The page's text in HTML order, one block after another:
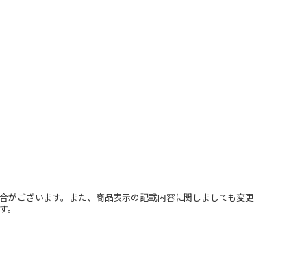
ございます。また、商品表示の記載内容に関しましても変更
。